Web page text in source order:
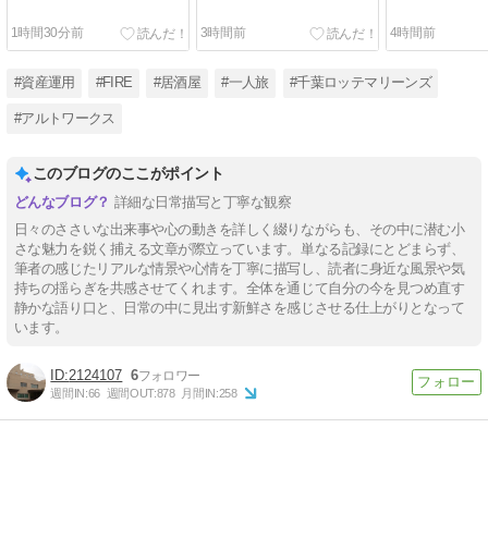
1時間30分前 3時間前 4時間前
#資産運用 #FIRE #居酒屋 #一人旅 #千葉ロッテマリーンズ
#アルトワークス
このブログのここがポイント
詳細な日常描写と丁寧な観察
日々のささいな出来事や心の動きを詳しく綴りながらも、その中に潜む小
さな魅力を鋭く捕える文章が際立っています。単なる記録にとどまらず、
筆者の感じたリアルな情景や心情を丁寧に描写し、読者に身近な風景や気
持ちの揺らぎを共感させてくれます。全体を通じて自分の今を見つめ直す
静かな語り口と、日常の中に見出す新鮮さを感じさせる仕上がりとなって
います。
2124107 6
週間IN:66 週間OUT:878 月間IN:258